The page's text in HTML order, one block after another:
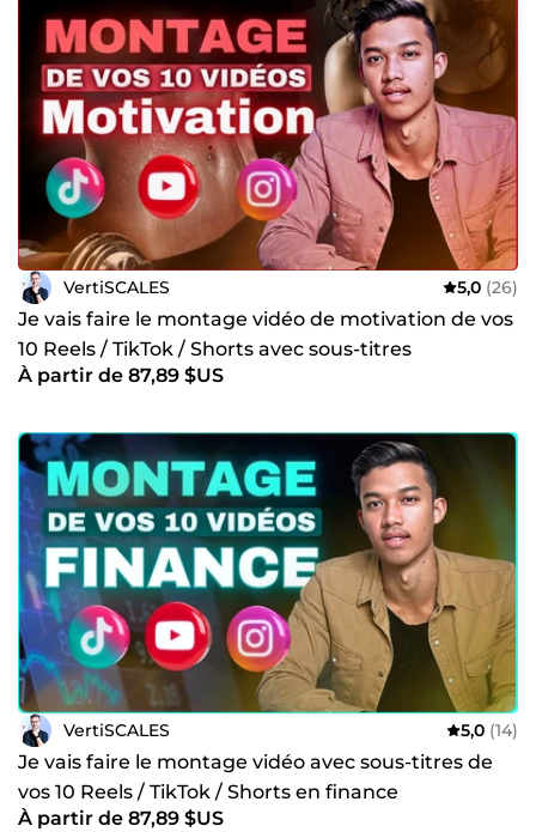
VertiSCALES 5,0 (26)
Je vais faire le montage vidéo de motivation de vos
10 Reels / TikTok / Shorts avec sous-titres
À partir de 87,89 $US
VertiSCALES 5,0 (14)
Je vais faire le montage vidéo avec sous-titres de
vos 10 Reels / TikTok / Shorts en finance
À partir de 87,89 $US